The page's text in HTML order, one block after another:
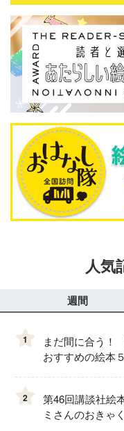
人気
週間
1
まだ間に合う！
おすすめの絵本
2
第46回講談社絵
ミさんのおきゃ